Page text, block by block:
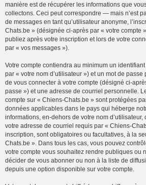
manière est de récupérer les informations que
collectons. Ceci peut correspondre — mais n’est
de messages en tant qu’utilisateur anonyme,
Chats.be » (désignée ci-après par « votre compte
publiez après votre inscription et lors de votre
par « vos messages »).
Votre compte contiendra au minimum un
par « votre nom d’utilisateur ») et un mot de
de vous connecter à votre compte (désigné ci-
passe ») et une adresse de courriel personnelle.
compte sur « Chiens-Chats.be » sont protégées
données applicables dans le pays qui héberge
informations, en-dehors de votre nom d’utilisateur,
votre adresse de courriel requis par « Chiens-
inscription, sont obligatoires ou facultatives, à la
Chats.be ». Dans tous les cas, vous pouvez
votre compte vous souhaitez rendre publiques ou
décider de vous abonner ou non à la liste de
depuis une option disponible sur votre compte.